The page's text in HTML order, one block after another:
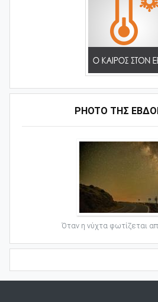
PHOTO ΤΗΣ
Όταν η νύχτα φωτίζεται